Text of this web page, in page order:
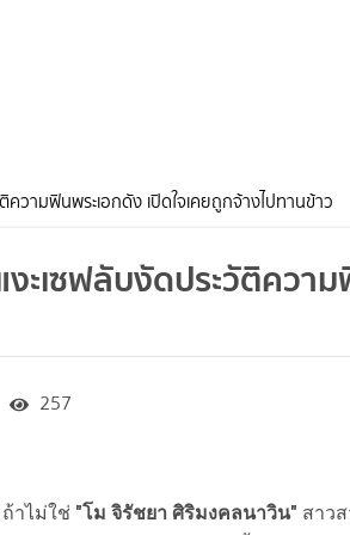
วามฟินพระเอกดัง เปิดใจเคยถูกจ้างไปทานข้าว
ะเซฟลับงัดประวัติควา
257
าไม่ใช่ "โม จิรัชยา ศิริมงคลนาวิน" สาว